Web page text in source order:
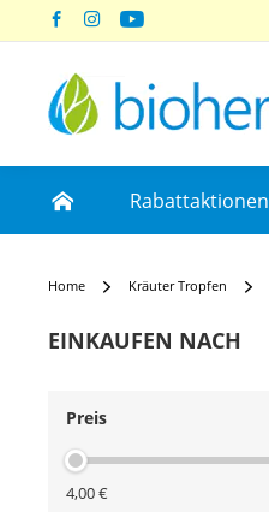
Skip
Content
Rabattaktionen
Home Kräuter Tropfen
EINKAUFEN NACH
Preis
4,00 €